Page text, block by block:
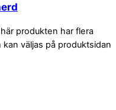
produkten har flera
väljas på produktsidan